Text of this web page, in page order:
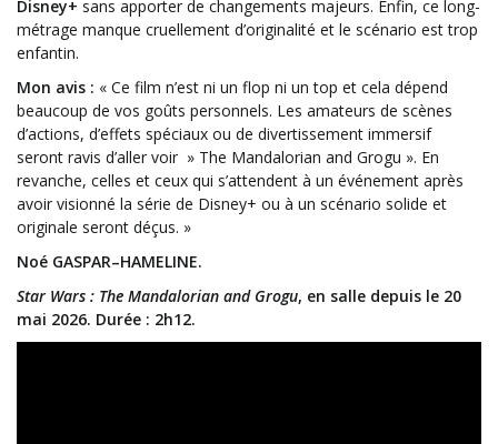
Disney+ sans apporter de changements majeurs. Enfin, ce long-
métrage manque cruellement d’originalité et le scénario est trop
enfantin.
Mon avis : « Ce film n’est ni un flop ni un top et cela dépend
beaucoup de vos goûts personnels. Les amateurs de scènes
d’actions, d’effets spéciaux ou de divertissement immersif
seront ravis d’aller voir » The Mandalorian and Grogu ». En
revanche, celles et ceux qui s’attendent à un événement après
avoir visionné la série de Disney+ ou à un scénario solide et
originale seront déçus. »
Noé GASPAR–HAMELINE.
Star Wars : The Mandalorian and Grogu, en salle depuis le 20
mai 2026. Durée : 2h12.